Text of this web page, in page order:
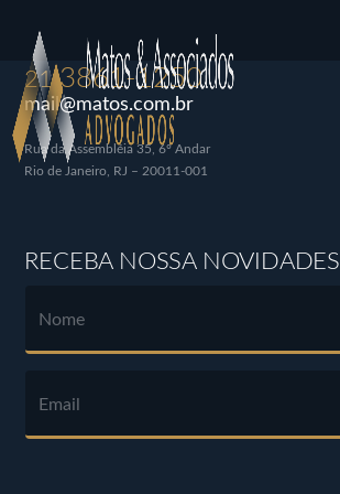
213861-1250
mail@matos.com.br
Rua da Assembléia 35, 6º Andar
Rio de Janeiro, RJ – 20011-001
RECEBA NOSSA NOVIDADES